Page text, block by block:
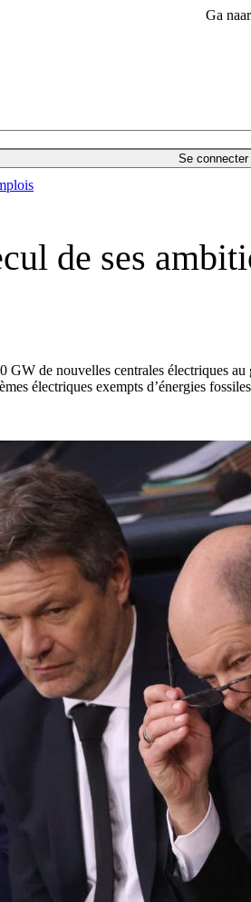
Ga
Se connecter
de ses
de nouvelles centrales électriques
électriques exempts d’énergies